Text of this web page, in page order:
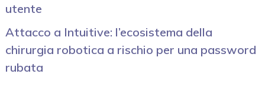
utente
Attacco a Intuitive: l’ecosistema della
chirurgia robotica a rischio per una password
rubata